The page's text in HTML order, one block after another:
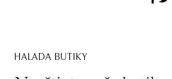
HALADA BUTIKY